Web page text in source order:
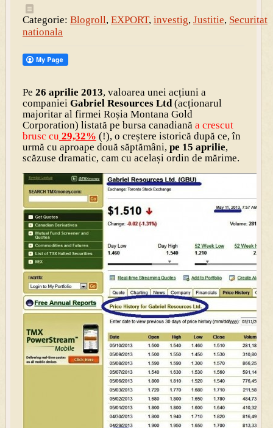
Categorie: Blogroll, EXPORT, investig, Justitie, Securitate
nationala
Pe 26 aprilie 2013, valoarea unei acțiuni a
companiei Gabriel Resources Ltd(acționarul
majoritar al firmei Roșia Montana Gold
Corporation) listată pe bursa canadiană a crescut
brusc cu 29,32% (!), o creștere istorică după ce, în
urmă cu aproape două săptămâni, pe 15 aprilie,
scăzuse dramatic, cam cu același ordin de mărime.